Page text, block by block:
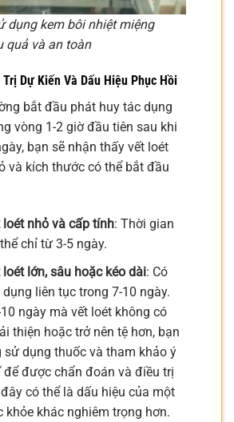
dụng kem bôi nhiệt miệng
quả và an toàn
Dự Kiến Và Dấu Hiệu Phục Hồi
bắt đầu phát huy tác dụng
vòng 1-2 giờ đầu tiên sau khi
bạn sẽ nhận thấy vết loét
và kích thước có thể bắt đầu
nhỏ và cấp tính: Thời gian
chỉ từ 3-5 ngày.
lớn, sâu hoặc kéo dài: Có
liên tục trong 7-10 ngày.
ngày mà vết loét không có
thiện hoặc trở nên tệ hơn, bạn
sử dụng thuốc và tham khảo ý
để được chẩn đoán và điều trị
có thể là dấu hiệu của một
khỏe khác nghiêm trọng hơn.